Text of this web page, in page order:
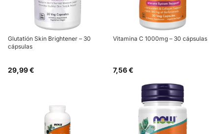
Glutatión Skin Brightener – 30
cápsulas
29,99 €
Vitamina C 1000mg – 30 cápsulas
7,56 €